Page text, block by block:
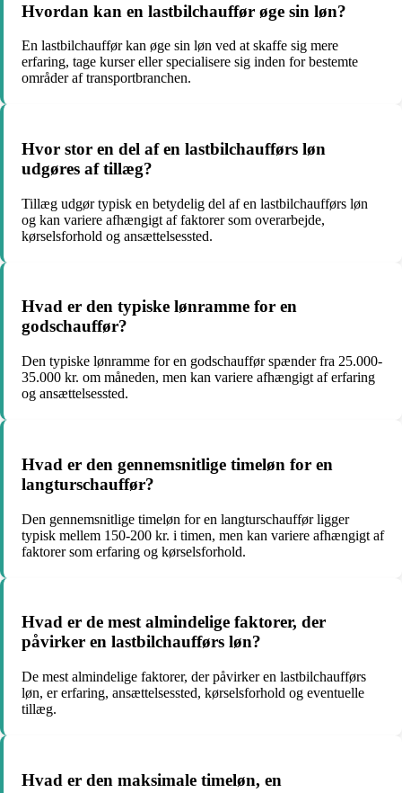
Hvordan kan en lastbilchauffør øge sin løn?
En lastbilchauffør kan øge sin løn ved at skaffe sig mere
erfaring, tage kurser eller specialisere sig inden for bestemte
områder af transportbranchen.
Hvor stor en del af en lastbilchaufførs løn
udgøres af tillæg?
Tillæg udgør typisk en betydelig del af en lastbilchaufførs løn
og kan variere afhængigt af faktorer som overarbejde,
kørselsforhold og ansættelsessted.
Hvad er den typiske lønramme for en
godschauffør?
Den typiske lønramme for en godschauffør spænder fra 25.000-
35.000 kr. om måneden, men kan variere afhængigt af erfaring
og ansættelsessted.
Hvad er den gennemsnitlige timeløn for en
langturschauffør?
Den gennemsnitlige timeløn for en langturschauffør ligger
typisk mellem 150-200 kr. i timen, men kan variere afhængigt af
faktorer som erfaring og kørselsforhold.
Hvad er de mest almindelige faktorer, der
påvirker en lastbilchaufførs løn?
De mest almindelige faktorer, der påvirker en lastbilchaufførs
løn, er erfaring, ansættelsessted, kørselsforhold og eventuelle
tillæg.
Hvad er den maksimale timeløn, en